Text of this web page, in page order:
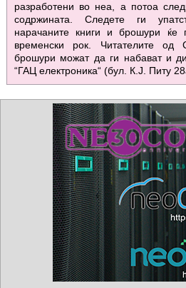
разработени во неа, а потоа
содржината. Следете ги
нарачаните книги и брошури ќе
временски рок. Читателите од
брошури можат да ги набават и
“ГАЦ електроника“ (бул. К.Ј. Питу